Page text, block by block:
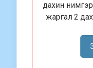
дахин
жаргал 2